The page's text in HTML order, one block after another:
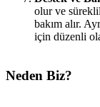
olur ve
bakım alır.
için düzenli
Neden Biz?